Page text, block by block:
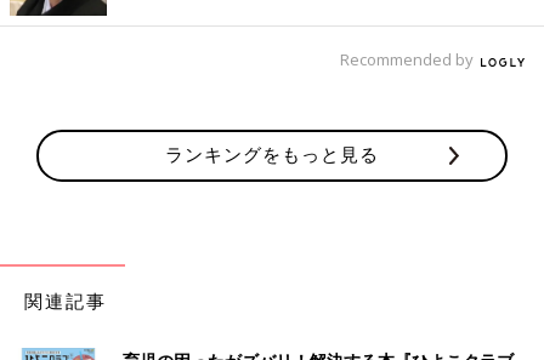
Recommended by
ランキングをもっと見る
関連記事